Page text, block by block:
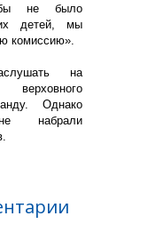
не было
детей, мы
комиссию».
на
Однако
набрали